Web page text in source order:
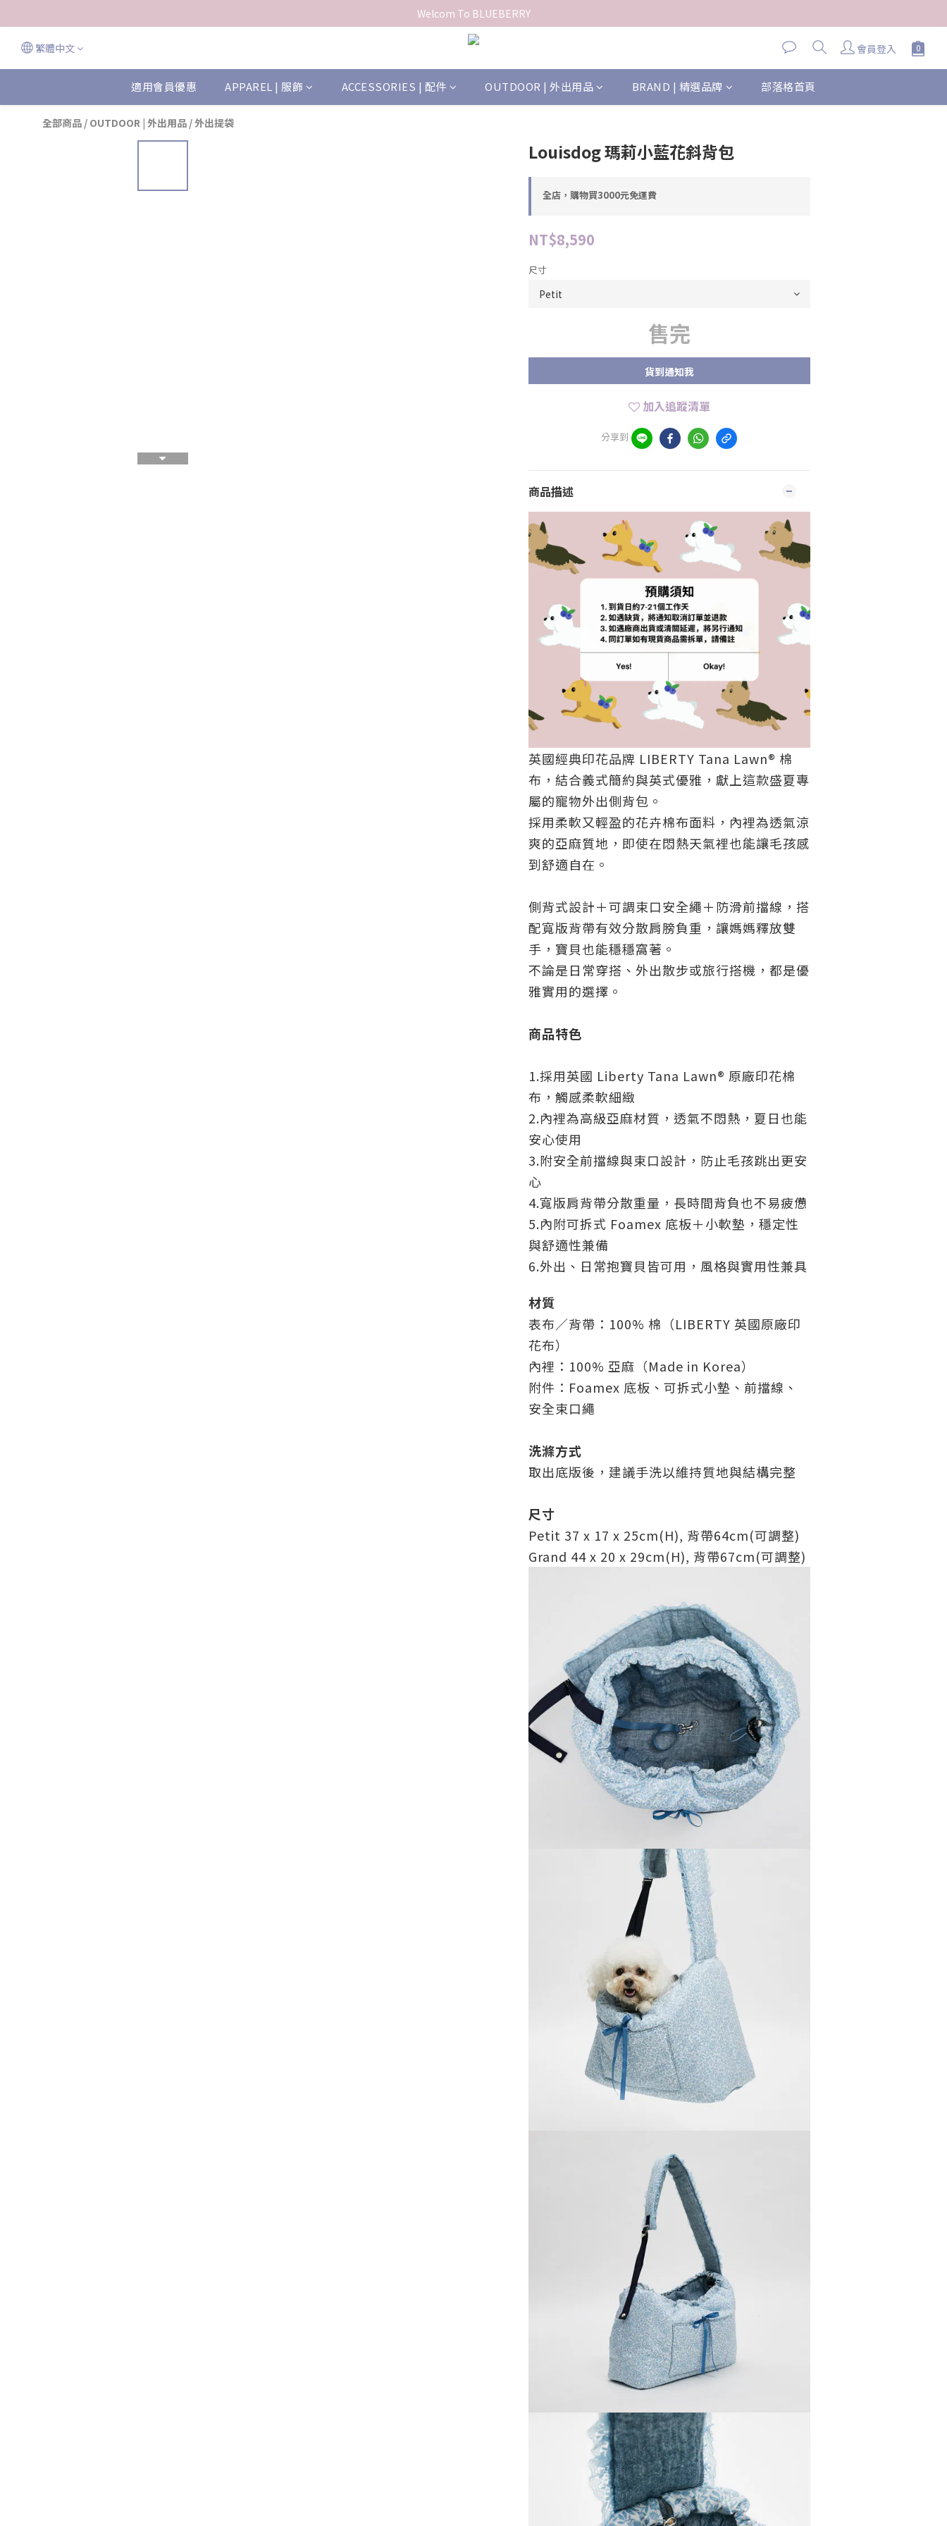
Welcom To BLUEBERRY
繁體中文 會員登入
適用會員優惠 APPAREL | 服飾 ACCESSORIES | 配件 OUTDOOR | 外出用品 BRAND | 精選品牌 部落格首頁
全部商品 / OUTDOOR | 外出用品 / 外出提袋
Louisdog 瑪莉小藍花斜背包
全店，購物買3000元免運費
NT$8,590
尺寸
售完
貨到通知我
加入追蹤清單
分享到
商品描述
英國經典印花品牌 LIBERTY Tana Lawn® 棉
布 ，結合義式簡約與英式優雅，獻上這款盛夏專
屬的寵物外出側背包。
採用柔軟又輕盈的花卉棉布面料，內裡為透氣涼
爽的亞麻質地，即使在悶熱天氣裡也能讓毛孩感
到舒適自在。
側背式設計＋可調束口安全繩＋防滑前擋線 ，搭
配寬版背帶有效分散肩膀負重，讓媽媽釋放雙
手，寶貝也能穩穩窩著。
不論是日常穿搭、外出散步或旅行搭機，都是優
雅實用的選擇。
商品特色
1.採用英國 Liberty Tana Lawn® 原廠印花棉
布，觸感柔軟細緻
2.內裡為高級亞麻材質，透氣不悶熱，夏日也能
安心使用
3.附安全前擋線與束口設計，防止毛孩跳出更安
心
4.寬版肩背帶分散重量，長時間背負也不易疲憊
5.內附可拆式 Foamex 底板＋小軟墊，穩定性
與舒適性兼備
6.外出、日常抱寶貝皆可用，風格與實用性兼具
材質
表布／背帶：100% 棉（LIBERTY 英國原廠印
花布）
內裡：100% 亞麻（Made in Korea）
附件：Foamex 底板、可拆式小墊、前擋線、
安全束口繩
洗滌方式
取出底版後，建議手洗以維持質地與結構完整
尺寸
Petit 37 x 17 x 25cm(H), 背帶64cm(可調整)
Grand 44 x 20 x 29cm(H), 背帶67cm(可調整)